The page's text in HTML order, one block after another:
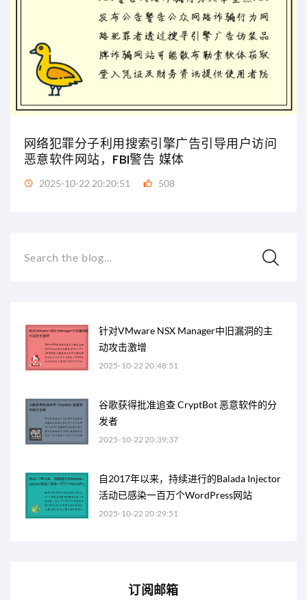
网络犯罪分子利用搜索引擎广告引导用户访问
恶意软件网站，FBI警告 媒体
2025-10-22 20:20:51 508
Search the blog...
针对VMware NSX Manager中旧漏洞的主
动攻击激增
2025-10-22 20:48:51
谷歌获得批准追查 CryptBot 恶意软件的分
发者
2025-10-22 20:39:37
自2017年以来，持续进行的Balada Injector
活动已感染一百万个WordPress网站
2025-10-22 20:29:51
订阅邮箱